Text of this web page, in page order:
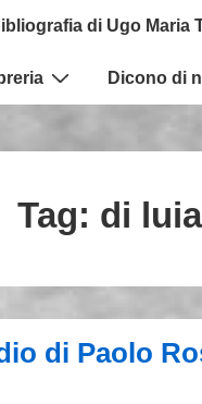
di Ugo Maria
Dicono di
Tag: di luia
di Paolo